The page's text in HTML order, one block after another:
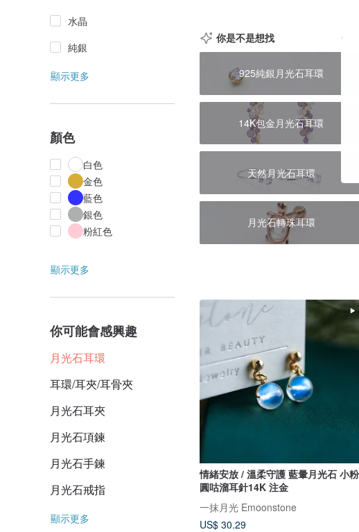
水晶
純銀
顯示更多
顏色
白色
金色
藍色
銀色
粉紅色
顯示更多
你可能會感興趣
月光石耳環
耳環/耳夾/耳骨夾
月光石耳夾
月光石項鍊
月光石手鍊
月光石戒指
顯示更多
你是不是想找
925純銀月光石耳環
14K包金月光石耳環
天然月光石耳環
月光石轉珠耳環
情緒安放 / 溫柔守護 藍暈月光石 小粉
圓咕溜耳針14K 注金
一抹月光 Emoonstone
US$ 30.29